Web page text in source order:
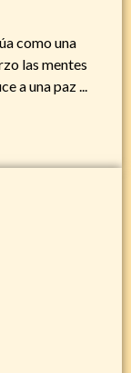
como una
las mentes
a una paz ...